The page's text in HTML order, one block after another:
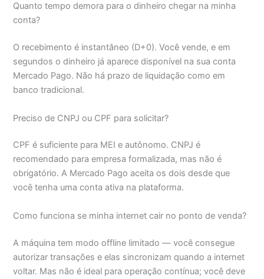
Quanto tempo demora para o dinheiro chegar na minha
conta?
O recebimento é instantâneo (D+0). Você vende, e em
segundos o dinheiro já aparece disponível na sua conta
Mercado Pago. Não há prazo de liquidação como em
banco tradicional.
Preciso de CNPJ ou CPF para solicitar?
CPF é suficiente para MEI e autônomo. CNPJ é
recomendado para empresa formalizada, mas não é
obrigatório. A Mercado Pago aceita os dois desde que
você tenha uma conta ativa na plataforma.
Como funciona se minha internet cair no ponto de venda?
A máquina tem modo offline limitado — você consegue
autorizar transações e elas sincronizam quando a internet
voltar. Mas não é ideal para operação contínua; você deve